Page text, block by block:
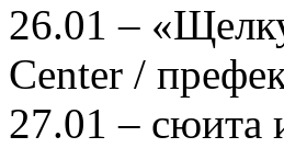
26.01 –
Center /
27.01 – сюита